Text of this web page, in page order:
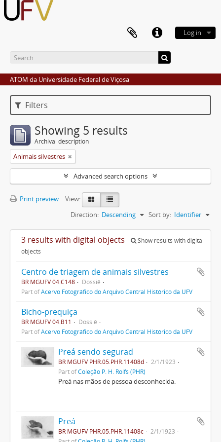
Log in
ATOM da Universidade Federal de Viçosa
Filters
Showing 5 results
Archival description
Animais silvestres
Advanced search options
Print preview
View:
Sort by: Identifier
Direction: Descending
3 results with digital objects
Show results with digital
objects
Centro de triagem de animais silvestres
BR MGUFV 04.C148
Dossiê
Part ofAcervo Fotográfico do Arquivo Central Histórico da UFV
Bicho-prequiça
BR MGUFV 04.B11
Dossiê
Part ofAcervo Fotográfico do Arquivo Central Histórico da UFV
Preá sendo segurad
BR MGUFV PHR.05.PHR.11408d
2/1/1923
Part ofColeção P. H. Rolfs (PHR)
Preá nas mãos de pessoa desconhecida.
Preá
BR MGUFV PHR.05.PHR.11408c
2/1/1923